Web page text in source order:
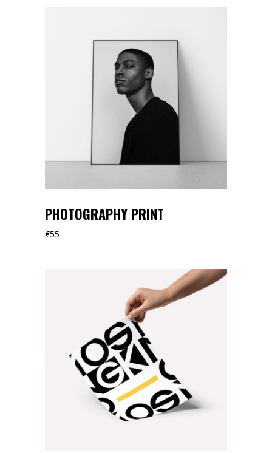
PHOTOGRAPHY PRINT
€55